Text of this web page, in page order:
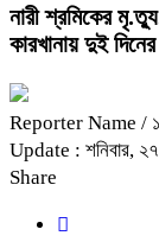
নারী শ্রমিকের
কারখানায় দুই
Reporter Name /
Update : শনিবার,
Share